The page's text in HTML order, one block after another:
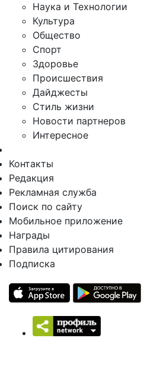
Наука и Технологии
Культура
Общество
Спорт
Здоровье
Происшествия
Дайджесты
Стиль жизни
Новости партнеров
Интересное
Контакты
Редакция
Рекламная служба
Поиск по сайту
Мобильное приложение
Награды
Правила цитирования
Подписка